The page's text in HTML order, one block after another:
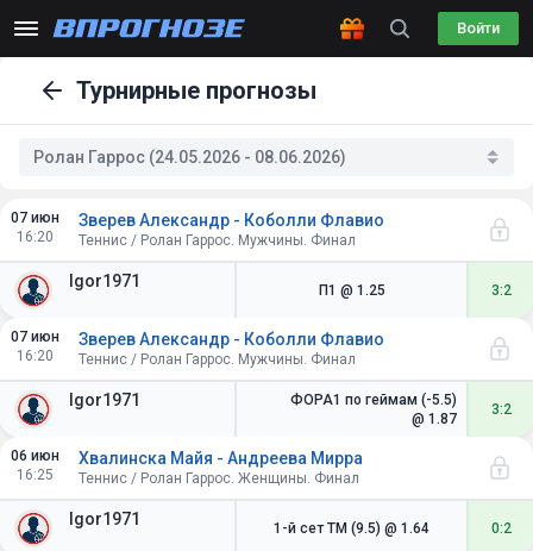
Войти
Турнирные прогнозы
Ролан Гаррос (24.05.2026 - 08.06.2026)
07 июн
16:20
Igor1971
Зверев Александр - Коболли Флавио
Теннис / Ролан Гаррос. Мужчины. Финал
П1 @ 1.25 3:2
07 июн
16:20
Igor1971
Зверев Александр - Коболли Флавио
Теннис / Ролан Гаррос. Мужчины. Финал
ФОРА1 по геймам (-5.5)
@ 1.87
3:2
06 июн
16:25
Igor1971
Хвалинска Майя - Андреева Мирра
Теннис / Ролан Гаррос. Женщины. Финал
1-й сет ТМ (9.5) @ 1.64 0:2